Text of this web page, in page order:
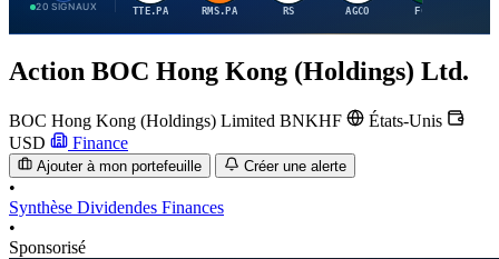
20 SIGNAUX TTE.PA RMS.PA RS AGCO FCFS
Action BOC Hong Kong (Holdings) Ltd.
BOC Hong Kong (Holdings) Limited BNKHF
États-Unis
USD
Finance
Ajouter à mon portefeuille Créer une alerte
•
Synthèse Dividendes Finances
•
Sponsorisé